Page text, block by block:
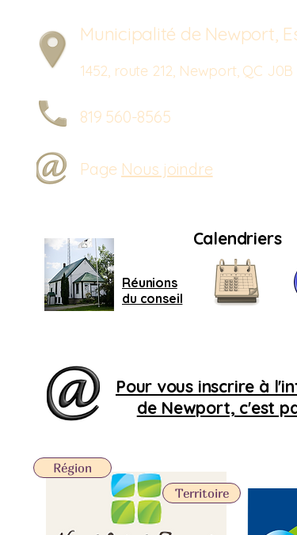
Municipalité de Newport,
1452, route 212, Newport, QC
819 560-8565
Page Nous joindre
Calendriers
Réunions
du conseil
Pour vous inscrire à
de Newport, c'est
Territoire
Région